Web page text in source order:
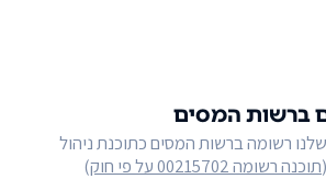
ברשות המסים
רשומה ברשות המסים כתוכנת ניהול
תוכנה רשומה 00215702 על פי חוק )